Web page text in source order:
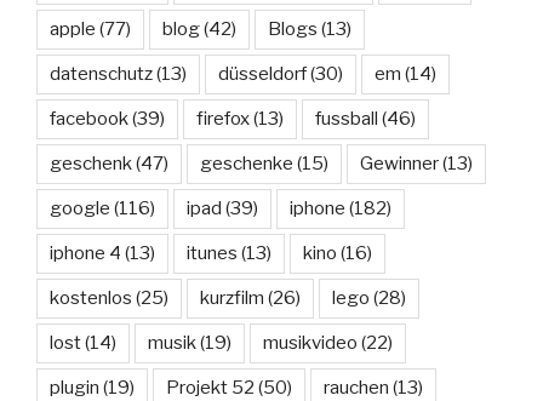
apple (77) blog(42) Blogs (13)
datenschutz(13) düsseldorf(30) em (14)
facebook(39) firefox(13) fussball (46)
geschenk(47) geschenke (15) Gewinner(13)
google (116) ipad (39) iphone (182)
iphone 4 (13) itunes (13) kino (16)
kostenlos (25) kurzfilm (26) lego (28)
lost(14) musik(19) musikvideo (22)
plugin (19) Projekt 52 (50) rauchen (13)